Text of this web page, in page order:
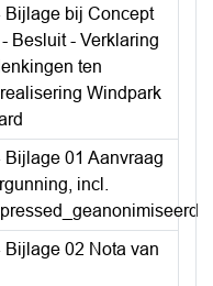
Bijlage bij Concept
Besluit - Verklaring
ten
Windpark
Bijlage 01 Aanvraag
incl.
Bijlage 02 Nota van